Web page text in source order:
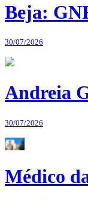
Beja:
30/07/2026
Andreia
30/07/2026
Médico